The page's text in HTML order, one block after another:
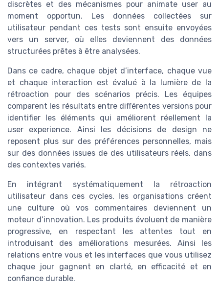
discrètes et des mécanismes pour animate user au
moment opportun. Les données collectées sur
utilisateur pendant ces tests sont ensuite envoyées
vers un server, où elles deviennent des données
structurées prêtes à être analysées.
Dans ce cadre, chaque objet d’interface, chaque vue
et chaque interaction est évalué à la lumière de la
rétroaction pour des scénarios précis. Les équipes
comparent les résultats entre différentes versions pour
identifier les éléments qui améliorent réellement la
user experience. Ainsi les décisions de design ne
reposent plus sur des préférences personnelles, mais
sur des données issues de des utilisateurs réels, dans
des contextes variés.
En intégrant systématiquement la rétroaction
utilisateur dans ces cycles, les organisations créent
une culture où vos commentaires deviennent un
moteur d’innovation. Les produits évoluent de manière
progressive, en respectant les attentes tout en
introduisant des améliorations mesurées. Ainsi les
relations entre vous et les interfaces que vous utilisez
chaque jour gagnent en clarté, en efficacité et en
confiance durable.